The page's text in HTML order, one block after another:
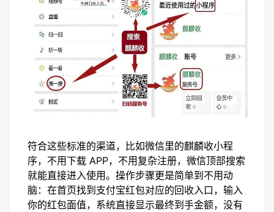
符合这些标准的渠道，比如微信里的麒麟收小程
序，不用下载 APP，不用复杂注册，微信顶部搜索
就能直接进入使用。操作步骤更是简单到不用动
脑：在首页找到支付宝红包对应的回收入口，输入
你的红包面值，系统直接显示最终到手金额，没有